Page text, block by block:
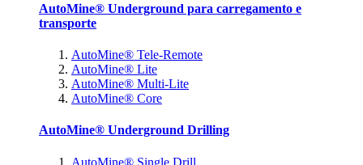
AutoMine® Underground para carregamento e
transporte
AutoMine® Tele-Remote
AutoMine® Lite
AutoMine® Multi-Lite
AutoMine® Core
AutoMine® Underground Drilling
AutoMine® Single Drill